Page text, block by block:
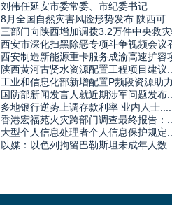
刘伟任延安市委常委、市纪委书记
8月全国自然灾害风险形势发布 陕西可
三部门向陕西增加调拨3.2万件中央救
西安市深化扫黑除恶专项斗争视频会议
西安制造新能源重卡服务成渝高速扩容
陕西黄河古贤水资源配置工程项目建议
工业和信息化部新增配置P频段资源助
国防部新闻发言人就近期涉军问题发布
多地银行逆势上调存款利率 业内人士
香港宏福苑火灾跨部门调查最终报告：
大型个人信息处理者个人信息保护规定
以媒：以色列拘留巴勒斯坦未成年人数